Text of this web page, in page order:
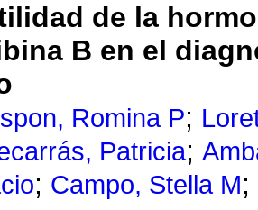
de la
B en el
Romina P;
Patricia;
; Campo, Stella M;